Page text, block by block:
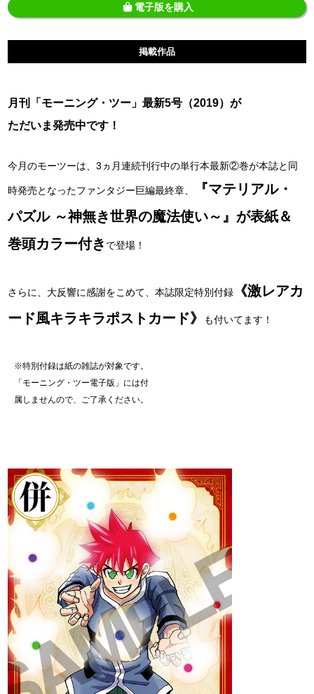
電子版を購入
掲載作品
月刊「モーニング・ツー」最新5号（2019）が
ただいま発売中です！
今月のモーツーは、3ヵ月連続刊行中の単行本最新②巻が本誌と同
時発売となったファンタジー巨編最終章、
『マテリアル・
パズル ～神無き世界の魔法使い～』が表紙＆
巻頭カラー付き で登場！
さらに、大反響に感謝をこめて、本誌限定特別付録
《激レアカ
ード風キラキラポストカード》
も付いてます！
※特別付録は紙の雑誌が対象です。
「モーニング・ツー電子版」には付
属しませんので、ご了承ください。